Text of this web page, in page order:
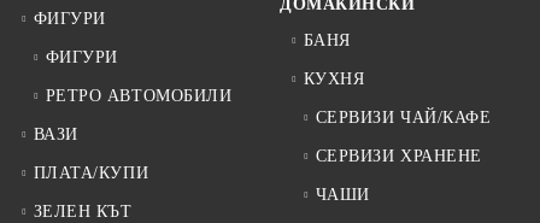
ФИГУРИ
ФИГУРИ
РЕТРО АВТОМОБИЛИ
ВАЗИ
ПЛАТА/КУПИ
ЗЕЛЕН КЪТ
ДОМАКИНСКИ
БАНЯ
КУХНЯ
СЕРВИЗИ ЧАЙ/КАФЕ
СЕРВИЗИ ХРАНЕНЕ
ЧАШИ